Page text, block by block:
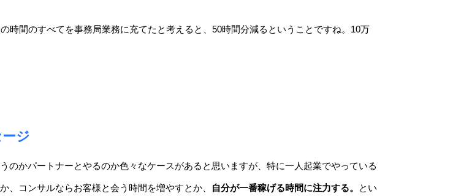
時間のすべてを事務局業務に充てたと考えると、50時間分減るということですね。10万
ジ
のかパートナーとやるのか色々なケースがあると思いますが、特に一人起業でやっている
コンサルならお客様と会う時間を増やすとか、 自分が一番稼げる時間に注力する。 とい